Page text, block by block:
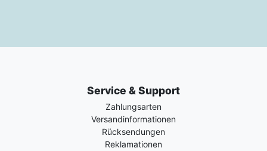
Service & Support
Zahlungsarten
Versandinformationen
Rücksendungen
Reklamationen